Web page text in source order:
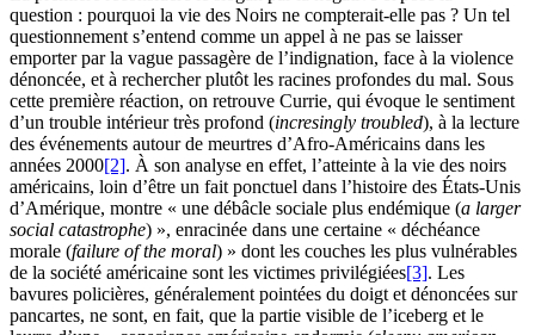
question : pourquoi la vie des Noirs ne compterait-elle pas ? Un tel
questionnement s’entend comme un appel à ne pas se laisser
emporter par la vague passagère de l’indignation, face à la violence
dénoncée, et à rechercher plutôt les racines profondes du mal. Sous
cette première réaction, on retrouve Currie, qui évoque le sentiment
d’un trouble intérieur très profond (incresingly troubled), à la lecture
des événements autour de meurtres d’Afro-Américains dans les
années 2000[2]. À son analyse en effet, l’atteinte à la vie des noirs
américains, loin d’être un fait ponctuel dans l’histoire des États-Unis
d’Amérique, montre « une débâcle sociale plus endémique (a larger
social catastrophe) », enracinée dans une certaine « déchéance
morale (failure of the moral) » dont les couches les plus vulnérables
de la société américaine sont les victimes privilégiées[3]. Les
bavures policières, généralement pointées du doigt et dénoncées sur
pancartes, ne sont, en fait, que la partie visible de l’iceberg et le